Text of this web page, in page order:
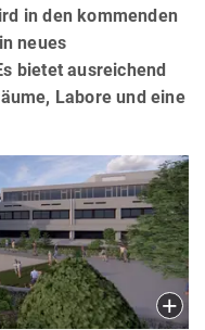
in den kommenden
neues
bietet ausreichend
Labore und eine